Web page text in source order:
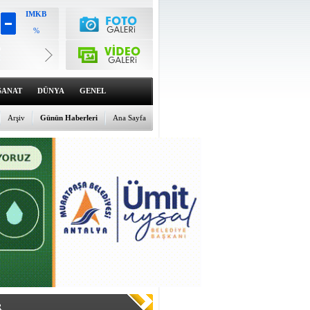
IMKB
%
6557.27
%1.19
Dolar
47.6973
%0.12
Euro
54.9773
%-0.09
DÜNYA GENEL
Ana Sayfa
Günün Haberleri
Arşiv